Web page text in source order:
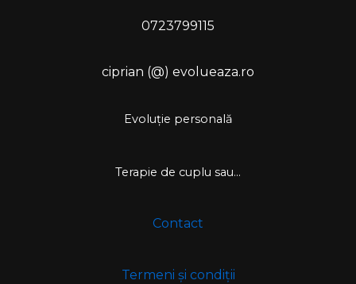
0723799115
ciprian (@) evolueaza.ro
Evoluție personală
Terapie de cuplu sau...
Contact
Termeni și condiții